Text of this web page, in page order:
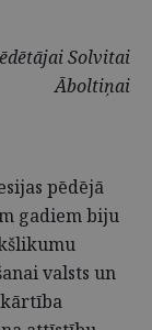
Solvitai
Āboltiņai
pēdējā
gadiem biju
valsts un